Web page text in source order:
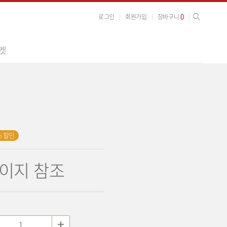
로그인 회원가입 장바구니0 사이트 검색
할인
지 참조